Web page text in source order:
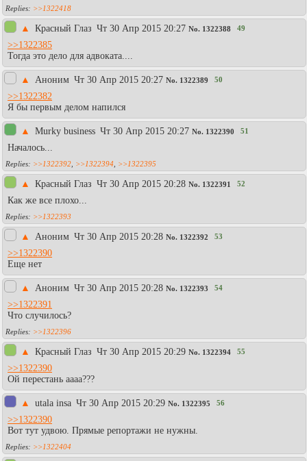
>>1322418
▲ Красный Глаз Чт 30 Апр 2015 20:27 No. 1322388 49
>>1322385
Тогда это дело для адвоката....
▲ Аноним Чт 30 Апр 2015 20:27 No. 1322389 50
>>1322382
Я бы первым делом напился
▲ Murky business Чт 30 Апр 2015 20:27 No. 1322390 51
Началось...
>>1322392 >>1322394 >>1322395
▲ Красный Глаз Чт 30 Апр 2015 20:28 No. 1322391 52
Как же все плохо...
>>1322393
▲ Аноним Чт 30 Апр 2015 20:28 No. 1322392 53
>>1322390
Еще нет
▲ Аноним Чт 30 Апр 2015 20:28 No. 1322393 54
>>1322391
Что случилось?
>>1322396
▲ Красный Глаз Чт 30 Апр 2015 20:29 No. 1322394 55
>>1322390
Ой перестань аааа???
▲ utala insa Чт 30 Апр 2015 20:29 No. 1322395 56
>>1322390
Вот тут удвою. Прямые репортажи не нужны.
>>1322404